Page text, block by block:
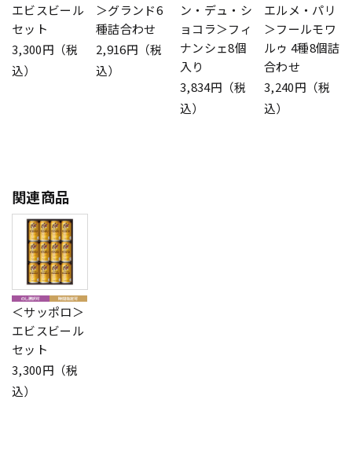
エビスビール
セット
3,300円（税
込）
＞グランド6
種詰合わせ
2,916円（税
込）
ン・デュ・シ
ョコラ＞フィ
ナンシェ8個
入り
3,834円（税
込）
エルメ・パリ
＞フールモワ
ルゥ 4種8個詰
合わせ
3,240円（税
込）
関連商品
＜サッポロ＞
エビスビール
セット
3,300円（税
込）